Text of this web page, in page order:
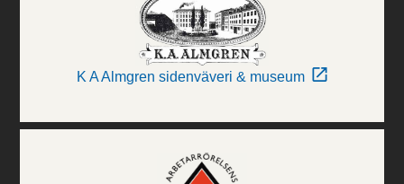
K A Almgren sidenväveri & museum